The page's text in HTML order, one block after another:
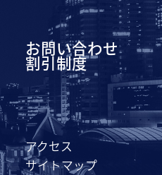
お問い合わせ
割引制度
アクセス
サイトマップ